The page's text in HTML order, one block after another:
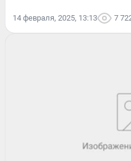
14 февраля, 2025, 13:13 7